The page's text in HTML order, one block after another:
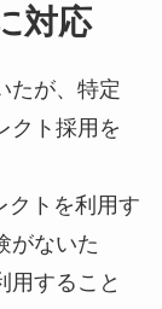
対応
たが、特定
クト採用を
クトを利用す
がないた
用すること